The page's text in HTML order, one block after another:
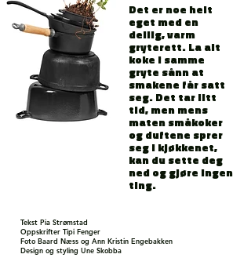
Det er noe helt
eget med en
deilig, varm
gryterett. La alt
koke i samme
gryte sånn at
smakene får satt
seg. Det tar litt
tid, men mens
maten småkoker
og duftene sprer
seg i kjøkkenet,
kan du sette deg
ned og gjøre ingen
ting.
Tekst Pia Strømstad
Oppskrifter Tipi Fenger
Foto Baard Næss og Ann Kristin Engebakken
Design og styling Une Skobba